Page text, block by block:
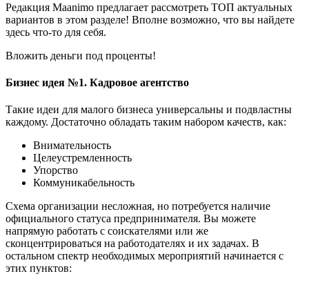
Редакция Maanimo предлагает рассмотреть ТОП актуальных
вариантов в этом разделе! Вполне возможно, что вы найдете
здесь что-то для себя.
Вложить деньги под проценты!
Бизнес идея №1. Кадровое агентство
Такие идеи для малого бизнеса универсальны и подвластны
каждому. Достаточно обладать таким набором качеств, как:
Внимательность
Целеустремленность
Упорство
Коммуникабельность
Схема организации несложная, но потребуется наличие
официального статуса предпринимателя. Вы можете
напрямую работать с соискателями или же
сконцентрироваться на работодателях и их задачах. В
остальном спектр необходимых мероприятий начинается с
этих пунктов: